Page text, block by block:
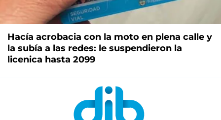
Hacía acrobacia con la moto en plena calle y
la subía a las redes: le suspendieron la
licenica hasta 2099